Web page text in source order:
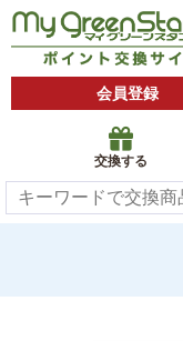
会員登録
交換する